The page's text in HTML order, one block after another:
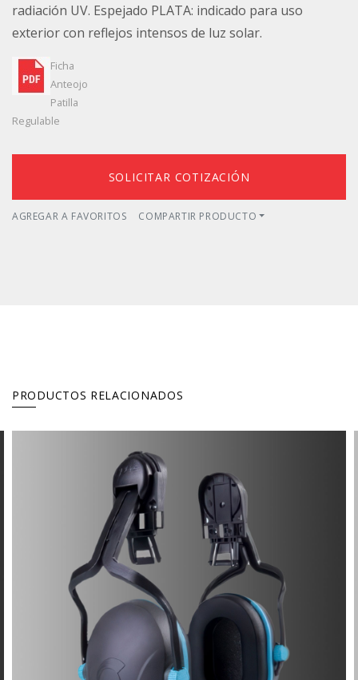
radiación UV. Espejado PLATA: indicado para uso
exterior con reflejos intensos de luz solar.
Ficha
Anteojo
Patilla
Regulable
SOLICITAR COTIZACIÓN
AGREGAR A FAVORITOS COMPARTIR PRODUCTO
PRODUCTOS RELACIONADOS